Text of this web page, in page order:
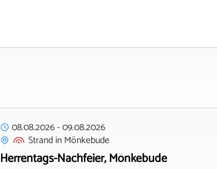
08.08.2026-09.08.2026
StrandinMönkebude
Herrentags-Nachfeier, Mönkebude